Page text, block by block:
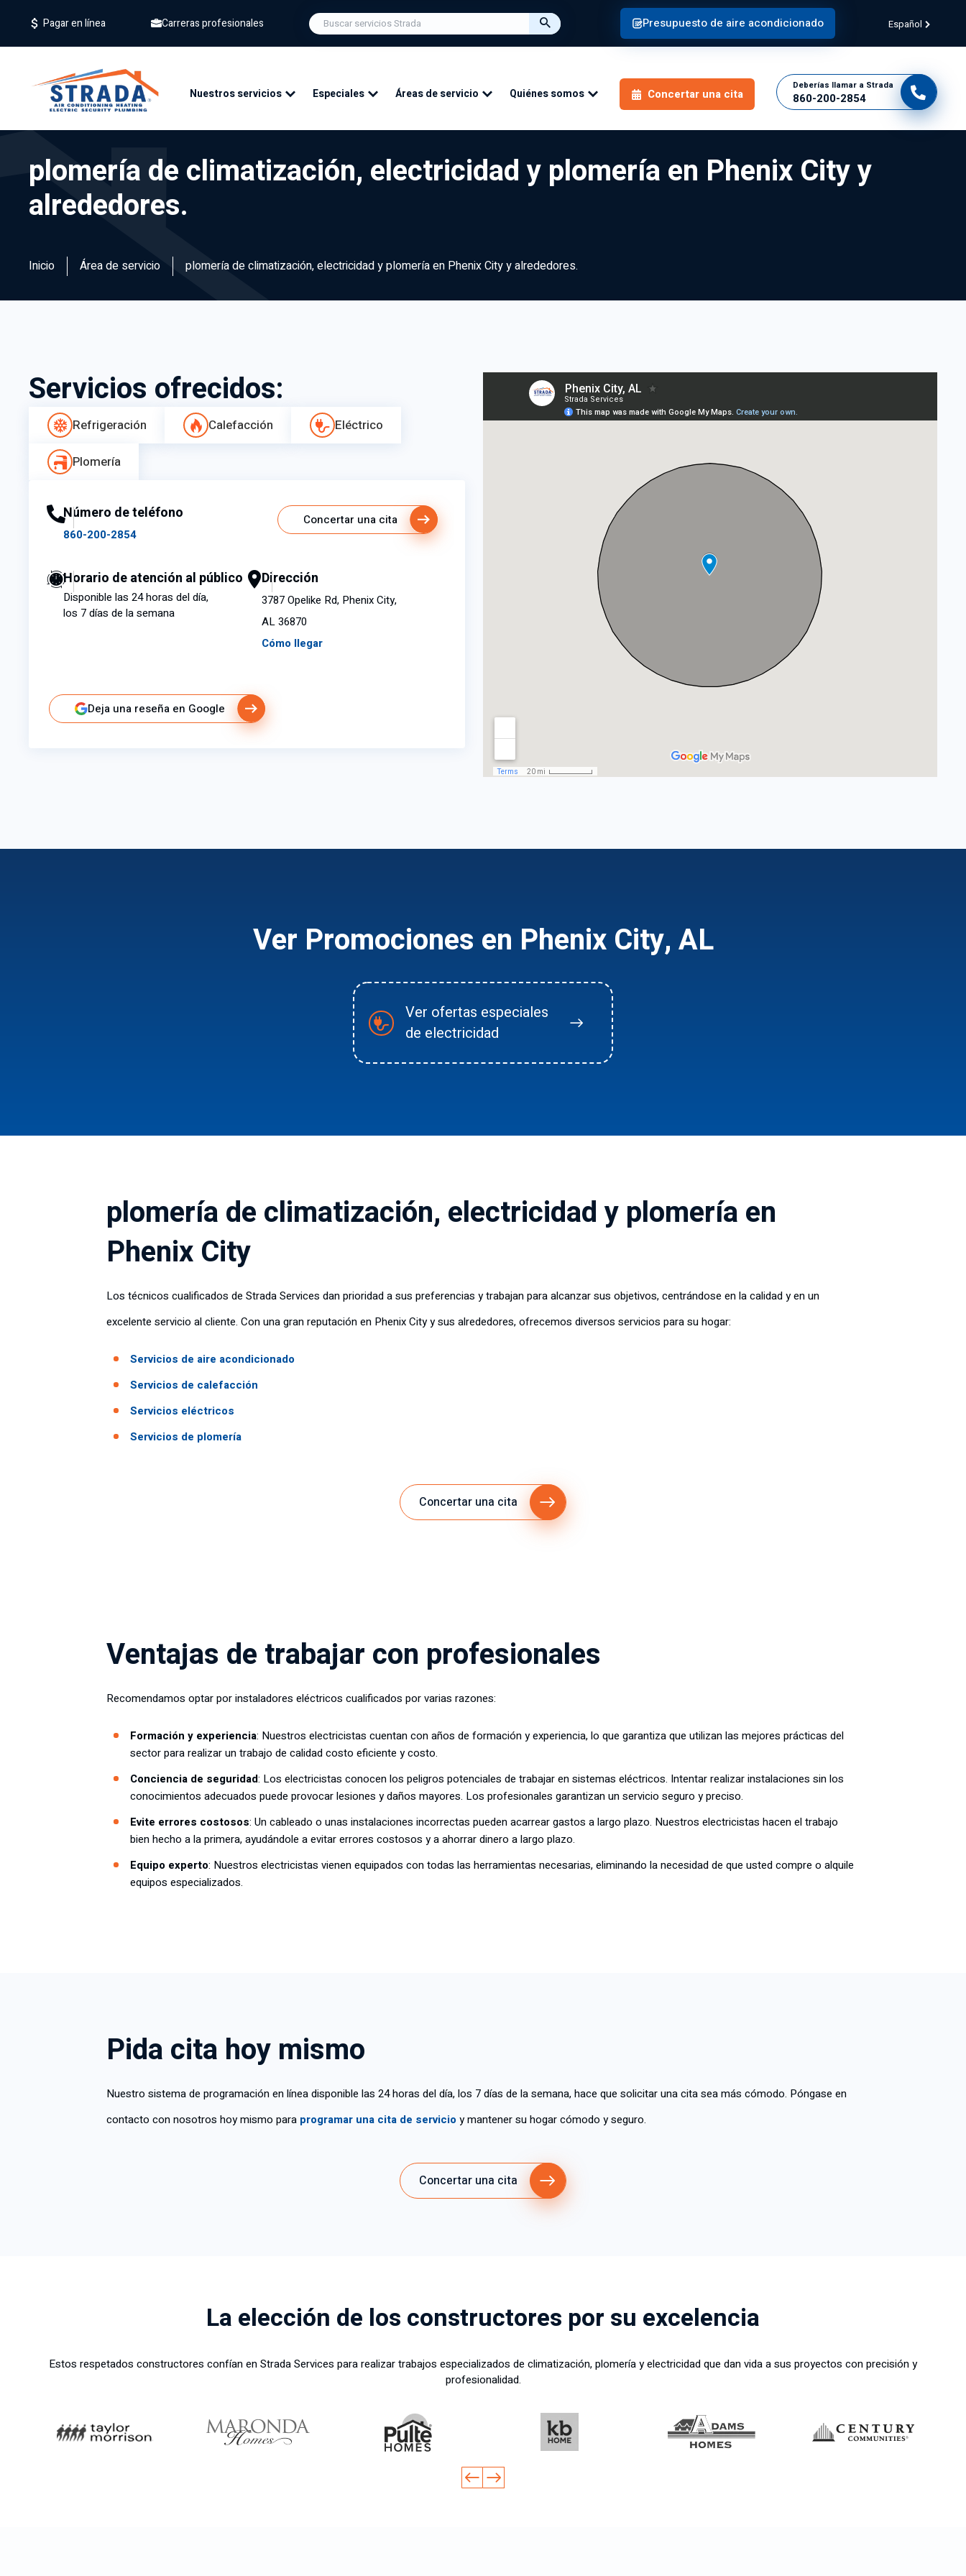
Pagar en línea Carreras profesionales Presupuesto de aire acondicionado Español
Nuestros servicios Especiales Áreas de servicio Quiénes somos Concertar una cita
Deberías llamar a Strada
860-200-2854
plomería de climatización, electricidad y plomería en Phenix City y
alrededores.
Inicio Área de servicio plomería de climatización, electricidad y plomería en Phenix City y alrededores.
Servicios ofrecidos:
Refrigeración Calefacción Eléctrico
Plomería
Número de teléfono
860-200-2854
Concertar una cita
Horario de atención al público
Disponible las 24 horas del día,
los 7 días de la semana
Dirección
3787 Opelike Rd, Phenix City,
AL 36870
Cómo llegar
Deja una reseña en Google
Ver Promociones en Phenix City, AL
Ver ofertas especiales
de electricidad
plomería de climatización, electricidad y plomería en
Phenix City
Los técnicos cualificados de Strada Services dan prioridad a sus preferencias y trabajan para alcanzar sus objetivos, centrándose en la calidad y en un
excelente servicio al cliente. Con una gran reputación en Phenix City y sus alrededores, ofrecemos diversos servicios para su hogar:
Servicios de aire acondicionado
Servicios de calefacción
Servicios eléctricos
Servicios de plomería
Concertar una cita
Ventajas de trabajar con profesionales
Recomendamos optar por instaladores eléctricos cualificados por varias razones:
Formación y experiencia: Nuestros electricistas cuentan con años de formación y experiencia, lo que garantiza que utilizan las mejores prácticas del
sector para realizar un trabajo de calidad costo eficiente y costo.
Conciencia de seguridad: Los electricistas conocen los peligros potenciales de trabajar en sistemas eléctricos. Intentar realizar instalaciones sin los
conocimientos adecuados puede provocar lesiones y daños mayores. Los profesionales garantizan un servicio seguro y preciso.
Evite errores costosos: Un cableado o unas instalaciones incorrectas pueden acarrear gastos a largo plazo. Nuestros electricistas hacen el trabajo
bien hecho a la primera, ayudándole a evitar errores costosos y a ahorrar dinero a largo plazo.
Equipo experto: Nuestros electricistas vienen equipados con todas las herramientas necesarias, eliminando la necesidad de que usted compre o alquile
equipos especializados.
Pida cita hoy mismo
Nuestro sistema de programación en línea disponible las 24 horas del día, los 7 días de la semana, hace que solicitar una cita sea más cómodo. Póngase en
contacto con nosotros hoy mismo para programar una cita de servicio y mantener su hogar cómodo y seguro.
Concertar una cita
La elección de los constructores por su excelencia
Estos respetados constructores confían en Strada Services para realizar trabajos especializados de climatización, plomería y electricidad que dan vida a sus proyectos con precisión y
profesionalidad.